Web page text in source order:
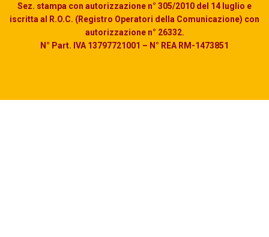
Sez. stampa con autorizzazione n° 305/2010 del 14 luglio e
iscritta al R.O.C. (Registro Operatori della Comunicazione) con
autorizzazione n° 26332.
N° Part. IVA 13797721001 – N° REA RM-1473851